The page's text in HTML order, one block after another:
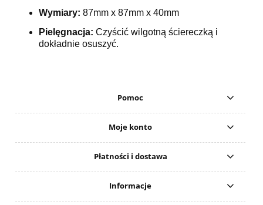
Wymiary: 87mm x 87mm x 40mm
Pielęgnacja: Czyścić wilgotną ściereczką i
dokładnie osuszyć.
Pomoc
Moje konto
Płatności i dostawa
Informacje